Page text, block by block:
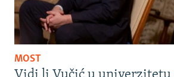
MOST